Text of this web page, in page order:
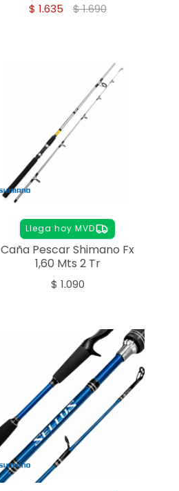
$ 1.635 $1.690
Llega hoy MVD
Caña Pescar Shimano Fx
1,60 Mts 2 Tr
$ 1.090